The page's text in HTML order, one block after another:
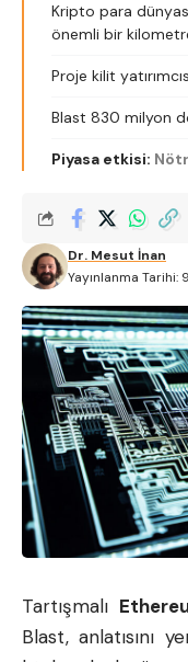
Kripto para
önemli bir
Proje kilit
Blast 830 milyon
Piyasa etkisi: Nötr
Yayınlanma Tarihi:
Dr. Mesut İnan
Tartışmalı
Blast, anlatısını